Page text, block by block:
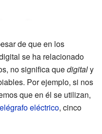
de que en los
se ha relacionado
no significa quedigitaly
Por ejemplo, si nos
que en él se utilizan,
eléctrico, cinco